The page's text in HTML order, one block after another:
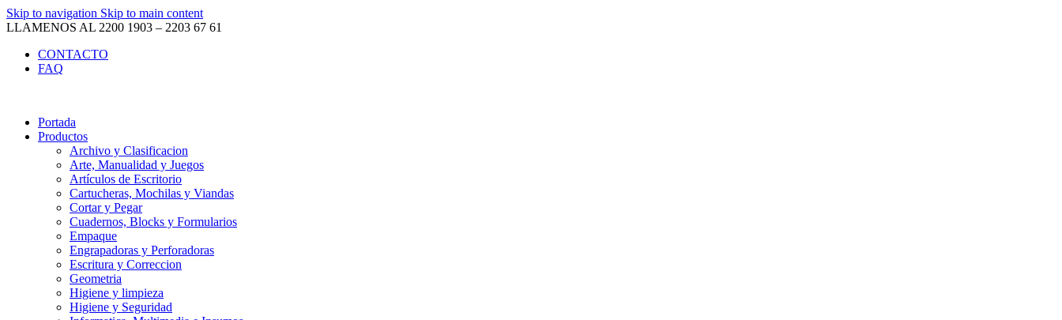
Skip to navigation Skip to main content
LLAMENOS AL 2200 1903 – 2203 67 61
CONTACTO
FAQ
Portada
Productos
Archivo y Clasificacion
Arte, Manualidad y Juegos
Artículos de Escritorio
Cartucheras, Mochilas y Viandas
Cortar y Pegar
Cuadernos, Blocks y Formularios
Empaque
Engrapadoras y Perforadoras
Escritura y Correccion
Geometria
Higiene y limpieza
Higiene y Seguridad